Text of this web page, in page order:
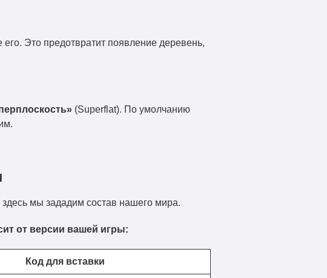
его. Это предотвратит появление деревень,
(Superflat). По умолчанию
мы зададим состав нашего мира.
от версии вашей игры:
Код для вставки